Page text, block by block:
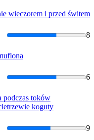
wieczorem i przed świtem
8
6
podczas toków
koguty
9